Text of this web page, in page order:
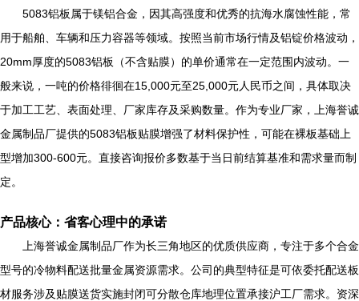
5083铝板属于镁铝合金，因其高强度和优秀的抗海水腐蚀性能，常
用于船舶、车辆和压力容器等领域。按照当前市场行情及铝锭价格波动，
20mm厚度的5083铝板（不含贴膜）的单价通常在一定范围内波动。一
般来说，一吨的价格徘徊在15,000元至25,000元人民币之间，具体取决
于加工工艺、表面处理、厂家库存及采购数量。作为专业厂家，上海誉诚
金属制品厂提供的5083铝板贴膜增强了材料保护性，可能在裸板基础上
型增加300-600元。直接咨询报价多数基于当日前结算基准和需求量而制
定。
产品核心：省客心理中的承诺
上海誉诚金属制品厂作为长三角地区的优质供应商，专注于多个合金
型号的冷物料配送批量金属资源需求。公司的典型特征是可依委托配送板
材服务涉及贴膜送货实施封闭可分散仓库地理位置承接沪工厂需求。资深